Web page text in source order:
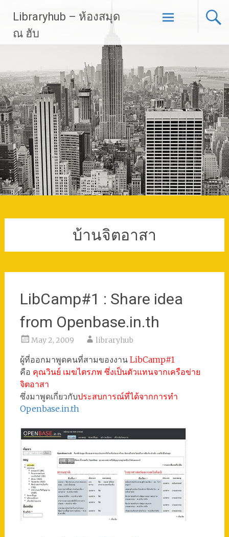
content
Libraryhub – ห้องสมุด
ณ ฮับ
บ้านจิตอาสา
LibCamp#1 : Share idea
from Openbase.in.th
May 2, 2009 libraryhub
ผู้ที่ออกมาพูดคนที่สามของงาน LibCamp#1
คือ คุณวินย์ เมฆไตรภพ ซึ่งเป็นตัวแทนจากเครือข่าย
จิตอาสา
ซึ่งมาพูดเกี่ยวกับประสบการณ์ที่ได้จากการทำ
Openbase.in.th